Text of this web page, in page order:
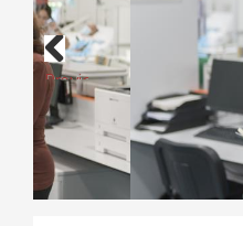
Previous